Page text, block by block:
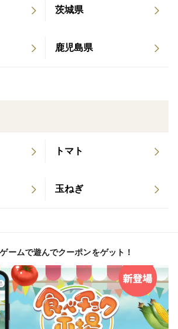
茨城県
鹿児島県
トマト
玉ねぎ
ームで遊んでクーポンをゲット！